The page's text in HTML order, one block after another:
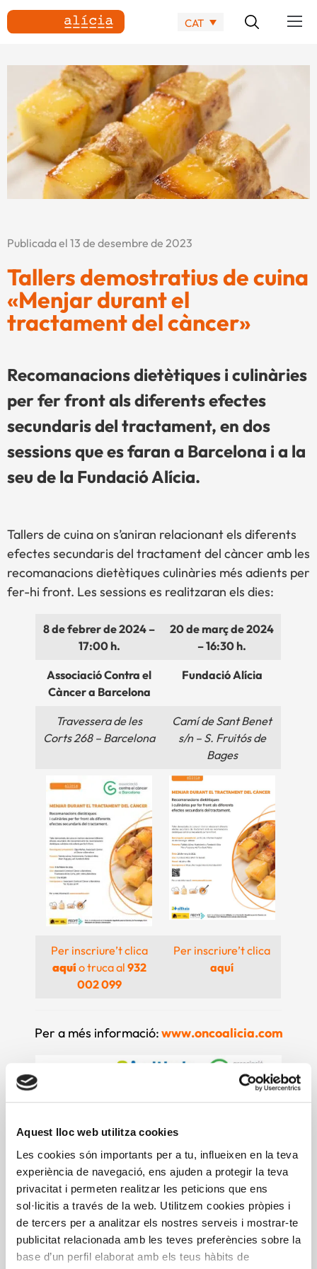
Aquest lloc web utilitza cookies
Les cookies són importants per a tu, influeixen en la teva
experiència de navegació, ens ajuden a protegir la teva
privacitat i permeten realitzar les peticions que ens
sol·licitis a través de la web. Utilitzem cookies pròpies i
de tercers per a analitzar els nostres serveis i mostrar-te
publicitat relacionada amb les teves preferències sobre la
base d’un perfil elaborat amb els teus hàbits de
CAT
Publicada el 13 de desembre de 2023
Tallers demostratius de cuina
«Menjar durant el
tractament del càncer»
Recomanacions dietètiques i culinàries
per fer front als diferents efectes
secundaris del tractament, en dos
sessions que es faran a Barcelona i a la
seu de la Fundació Alícia.
Tallers de cuina on s’aniran relacionant els diferents
efectes secundaris del tractament del càncer amb les
recomanacions dietètiques culinàries més adients per
fer-hi front. Les sessions es realitzaran els dies:
8 de febrer de 2024 –
17:00 h.
20 de març de 2024
– 16:30 h.
Associació Contra el
Càncer a Barcelona
Fundació Alícia
Travessera de les
Corts 268 – Barcelona
Camí de Sant Benet
s/n – S. Fruitós de
Bages
Per inscriure’t clica
aquío truca al 932
002 099
Per inscriure’t clica
aquí
Per a més informació:www.oncoalicia.com
Comparteix aquesta notícia